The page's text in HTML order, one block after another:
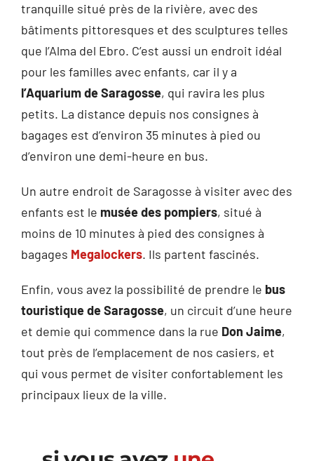
tranquille situé près de la rivière, avec des
bâtiments pittoresques et des sculptures telles
que l’Alma del Ebro. C’est aussi un endroit idéal
pour les familles avec enfants, car il y a
l’Aquarium de Saragosse, qui ravira les plus
petits. La distance depuis nos consignes à
bagages est d’environ 35 minutes à pied ou
d’environ une demi-heure en bus.
Un autre endroit de Saragosse à visiter avec des
enfants est le musée des pompiers, situé à
moins de 10 minutes à pied des consignes à
bagages Megalockers. Ils partent fascinés.
Enfin, vous avez la possibilité de prendre le bus
touristique de Saragosse, un circuit d’une heure
et demie qui commence dans la rue Don Jaime,
tout près de l’emplacement de nos casiers, et
qui vous permet de visiter confortablement les
principaux lieux de la ville.